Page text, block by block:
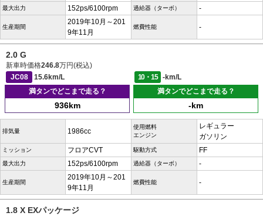
最大出力 152ps/6100rpm 過給器（ターボ） -
生産期間
2019年10月～201
9年11月
燃費性能 -
2.0 G
新車時価格246.8万円(税込)
JC08
15.6km/L 10・15
-km/L
満タンでどこまで走る？
936km
満タンでどこまで走る？
-km
排気量 1986cc
使用燃料
エンジン
レギュラー
ガソリン
ミッション フロアCVT 駆動方式 FF
最大出力 152ps/6100rpm 過給器（ターボ） -
生産期間
2019年10月～201
9年11月
燃費性能 -
1.8 X EXパッケージ